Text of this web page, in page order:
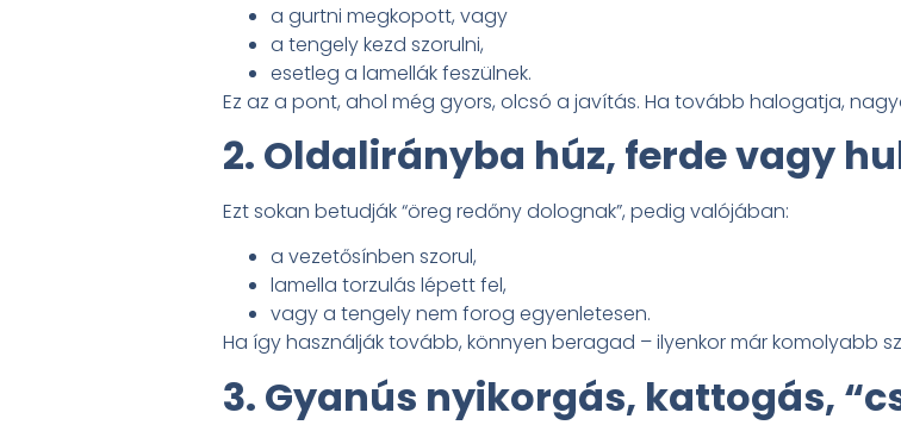
a gurtni megkopott, vagy
a tengely kezd szorulni,
esetleg a lamellák feszülnek.
Ez az a pont, ahol még gyors, olcsó a javítás. Ha tovább halogatja,
2. Oldalirányba húz, ferde vagy
Ezt sokan betudják “öreg redőny dolognak”, pedig valójában:
a vezetősínben szorul,
lamella torzulás lépett fel,
vagy a tengely nem forog egyenletesen.
Ha így használják tovább, könnyen beragad – ilyenkor már komolyabb
3. Gyanús nyikorgás, kattogás,